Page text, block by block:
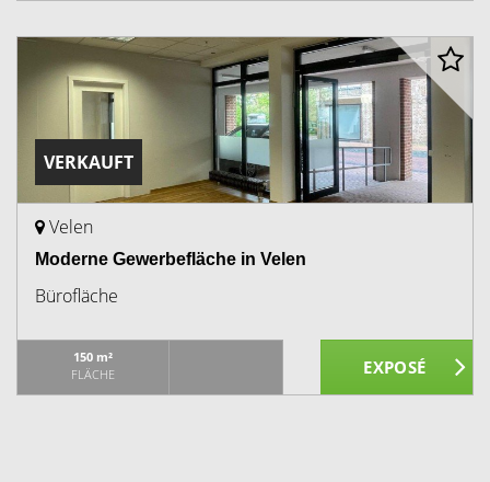
VERKAUFT
Velen
Moderne Gewerbefläche in Velen
Bürofläche
150 m²
FLÄCHE